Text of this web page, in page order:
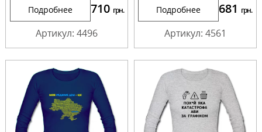
Подробнее 710 грн.
Артикул: 4496
Подробнее 681 грн.
Артикул: 4561